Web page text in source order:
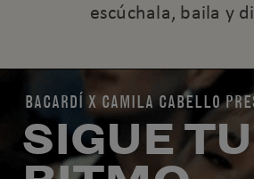
escúchala, baila y
BACARDÍ X CAMILA CABELLO
SIGUE TU